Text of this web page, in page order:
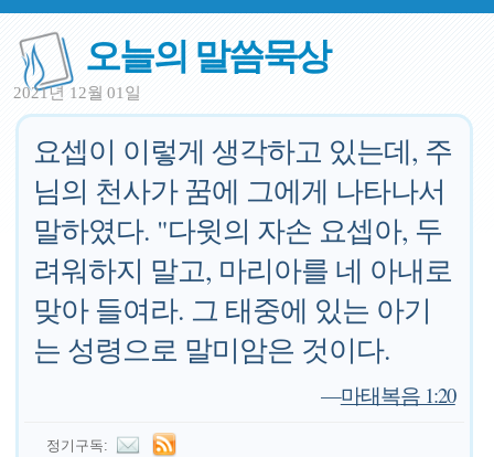
오늘의 말씀묵상
2021년 12월 01일
요셉이 이렇게 생각하고 있는데, 주
님의 천사가 꿈에 그에게 나타나서
말하였다. "다윗의 자손 요셉아, 두
려워하지 말고, 마리아를 네 아내로
맞아 들여라. 그 태중에 있는 아기
는 성령으로 말미암은 것이다.
—마태복음 1:20
정기구독: